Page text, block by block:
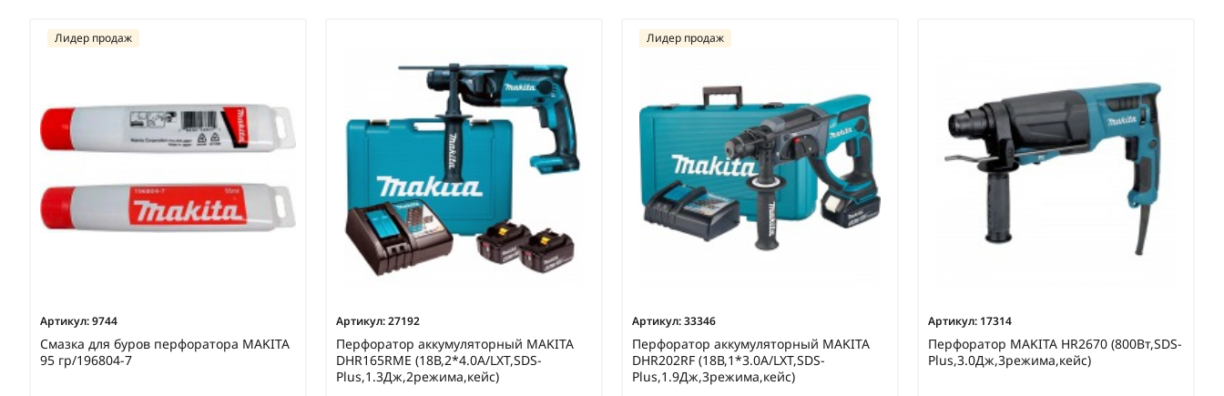
Артикул:9744
Смазка для буров перфоратора MAKITA
95 гр/196804-7
Лидер продаж
Артикул:27192
Перфоратор аккумуляторный MAKITA
DHR165RME (18В,2*4.0А/LXT,SDS-
Plus,1.3Дж,2режима,кейс)
Артикул:33346
Перфоратор аккумуляторный MAKITA
DHR202RF (18В,1*3.0А/LXT,SDS-
Plus,1.9Дж,3режима,кейс)
Лидер продаж
Артикул: 17314
Перфоратор MAKITA HR2670 (800Вт,SDS-
Plus,3.0Дж,3режима,кейс)